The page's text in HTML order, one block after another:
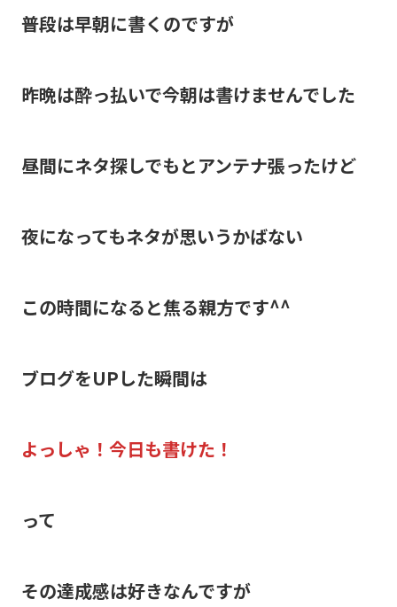
普段は早朝に書くのですが
昨晩は酔っ払いで今朝は書けませんでした
昼間にネタ探しでもとアンテナ張ったけど
夜になってもネタが思いうかばない
この時間になると焦る親方です^^
ブログをUPした瞬間は
よっしゃ！今日も書けた！
って
その達成感は好きなんですが